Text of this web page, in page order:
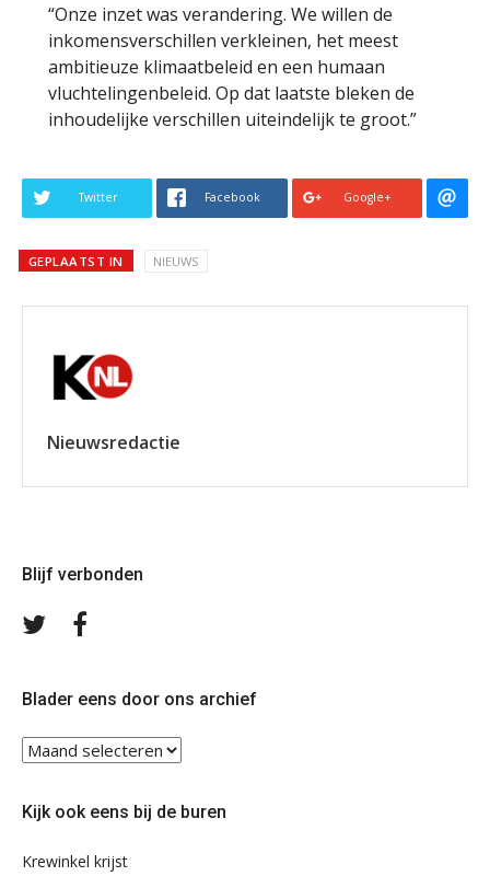
“Onze inzet was verandering. We willen de
inkomensverschillen verkleinen, het meest
ambitieuze klimaatbeleid en een humaan
vluchtelingenbeleid. Op dat laatste bleken de
inhoudelijke verschillen uiteindelijk te groot.”
Twitter Facebook Google+
GEPLAATST IN NIEUWS
Nieuwsredactie
Blijf verbonden
Volg
Blader eens door ons archief
Blader
eens
ons
Kijk ook eens bij de buren
Krewinkel krijst